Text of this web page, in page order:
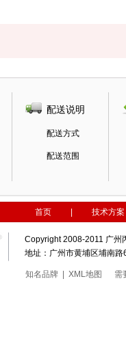
配送说明
配送方式
配送范围
首页 技术方案
Copyright 2008-2011 广州
地址：广州市黄埔区埔南
知名品牌 XML地图 需